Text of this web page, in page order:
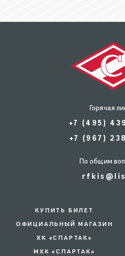
Горячая
+7 (495)
+7 (967)
По общим
КУПИТЬ БИЛЕТ
ОФИЦИАЛЬНЫЙ МАГАЗИН
ХК «СПАРТАК»
МХК «СПАРТАК»